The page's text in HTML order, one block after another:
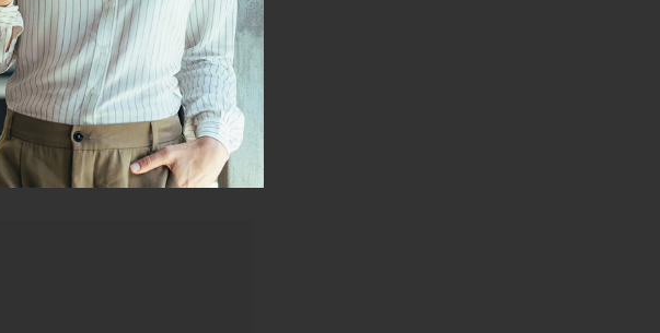
naglasio je
Borjan
u Mozzartu.
izvora i uz postavljanje linka